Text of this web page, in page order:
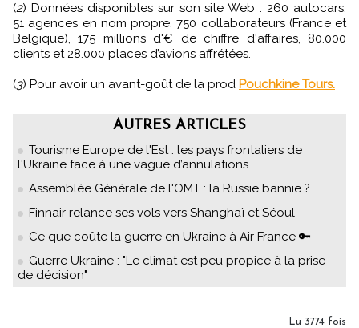
(2) Données disponibles sur son site Web : 260 autocars,
51 agences en nom propre, 750 collaborateurs (France et
Belgique), 175 millions d'€ de chiffre d'affaires, 80.000
clients et 28.000 places d’avions affrétées.
(3) Pour avoir un avant-goût de la prod Pouchkine Tours.
AUTRES ARTICLES
Tourisme Europe de l'Est : les pays frontaliers de
l'Ukraine face à une vague d’annulations
Assemblée Générale de l'OMT : la Russie bannie ?
Finnair relance ses vols vers Shanghaï et Séoul
Ce que coûte la guerre en Ukraine à Air France 🔑
Guerre Ukraine : "Le climat est peu propice à la prise
de décision"
Lu 3774 fois